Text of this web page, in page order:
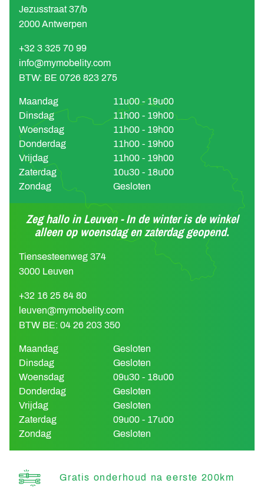
Jezusstraat 37/b
2000 Antwerpen
+32 3 325 70 99
info@mymobelity.com
BTW: BE 0726 823 275
Maandag
11u00 - 19u00
Dinsdag
11h00 - 19h00
Woensdag
11h00 - 19h00
Donderdag
11h00 - 19h00
Vrijdag
11h00 - 19h00
Zaterdag
10u30 - 18u00
Zondag
Gesloten
Zeg hallo in Leuven - In de winter is de winkel
alleen op woensdag en zaterdag geopend.
Tiensesteenweg 374
3000 Leuven
+32 16 25 84 80
leuven@mymobelity.com
BTW BE: 04 26 203 350
Maandag
Gesloten
Dinsdag
Gesloten
Woensdag
09u30 - 18u00
Donderdag
Gesloten
Vrijdag
Gesloten
Zaterdag
09u00 - 17u00
Zondag
Gesloten
Gratis onderhoud na eerste 200km